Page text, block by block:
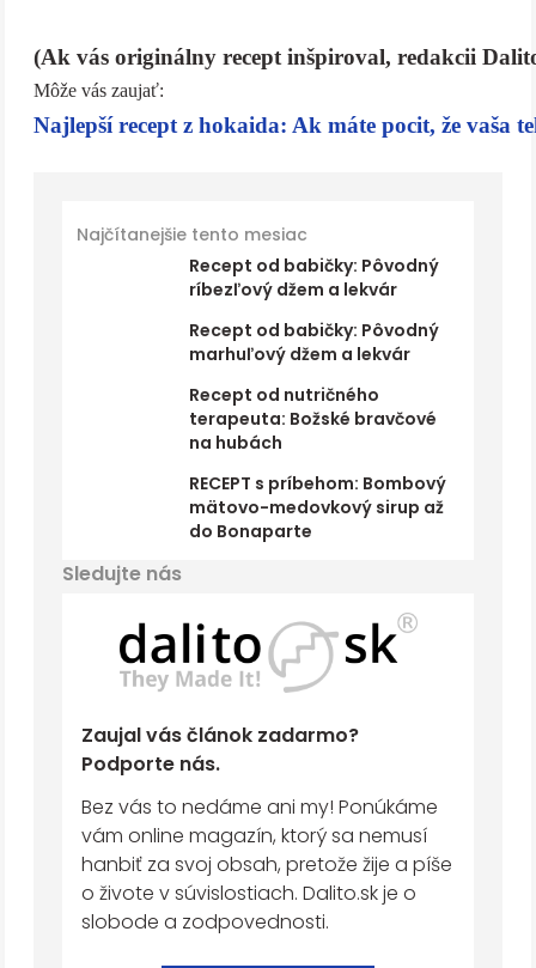
(Ak vás originálny recept inšpiroval, redakcii
Môže vás zaujať:
Najlepší recept z hokaida: Ak máte pocit, že vaša
Najčítanejšie tento mesiac
Recept od babičky: Pôvodný
ríbezľový džem a lekvár
Recept od babičky: Pôvodný
marhuľový džem a lekvár
Recept od nutričného
terapeuta: Božské bravčové
na hubách
RECEPT s príbehom: Bombový
mätovo-medovkový sirup až
do Bonaparte
Sledujte nás
Zaujal vás článok zadarmo?
Podporte nás.
Bez vás to nedáme ani my! Ponúkáme
vám online magazín, ktorý sa nemusí
hanbiť za svoj obsah, pretože žije a píše
o živote v súvislostiach. Dalito.sk je o
slobode a zodpovednosti.